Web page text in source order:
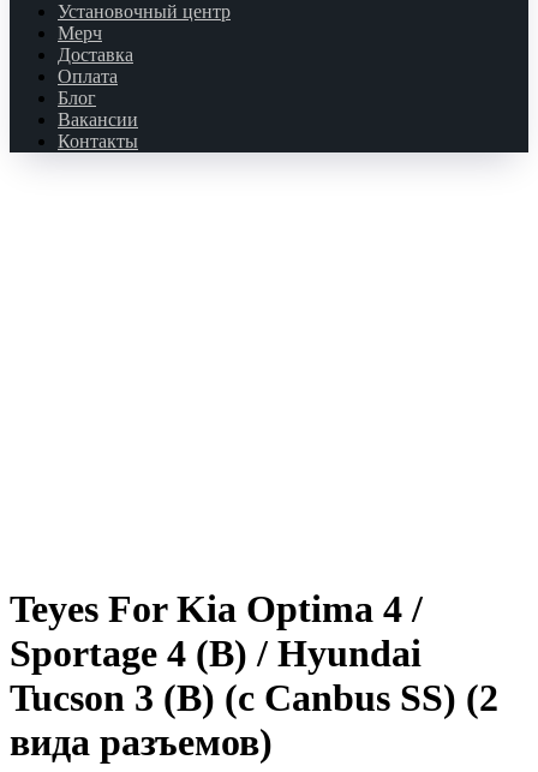
Установочный центр
Мерч
Доставка
Оплата
Блог
Вакансии
Контакты
Teyes For Kia Optima 4 /
Sportage 4 (B) / Hyundai
Tucson 3 (B) (c Canbus SS) (2
вида разъемов)